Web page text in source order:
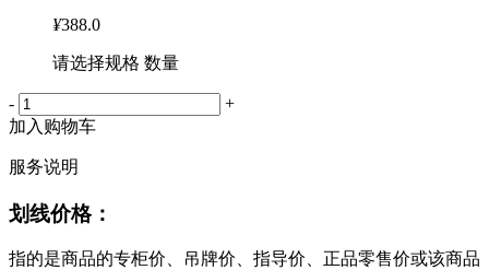
¥388.0
请选择规格 数量
-
+
加入购物车
服务说明
划线价格：
指的是商品的专柜价、吊牌价、指导价、正品零售价或该商品